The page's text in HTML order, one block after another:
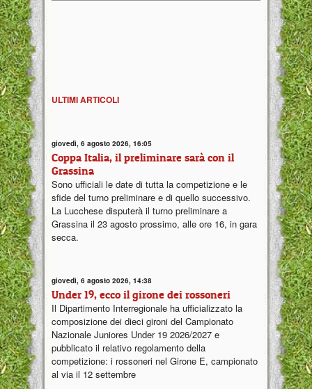
ULTIMI ARTICOLI
giovedì, 6 agosto 2026, 16:05
Coppa Italia, il preliminare sarà con il
Grassina
Sono ufficiali le date di tutta la competizione e le
sfide del turno preliminare e di quello successivo.
La Lucchese disputerà il turno preliminare a
Grassina il 23 agosto prossimo, alle ore 16, in gara
secca.
giovedì, 6 agosto 2026, 14:38
Under 19, ecco il girone dei rossoneri
Il Dipartimento Interregionale ha ufficializzato la
composizione dei dieci gironi del Campionato
Nazionale Juniores Under 19 2026/2027 e
pubblicato il relativo regolamento della
competizione: i rossoneri nel Girone E, campionato
al via il 12 settembre